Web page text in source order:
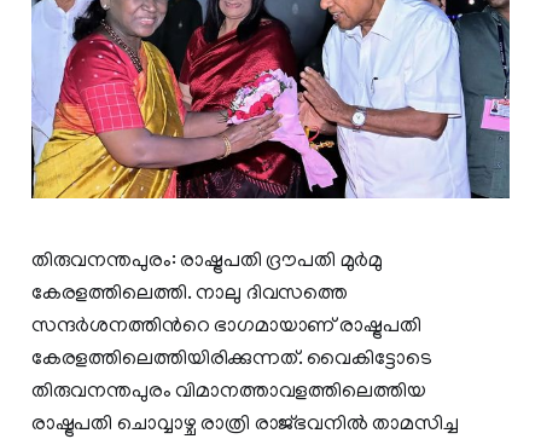
തിരുവനന്തപുരം: രാഷ്ട്രപതി ദ്രൗപതി മുർമു
കേരളത്തിലെത്തി. നാലു ദിവസത്തെ
സന്ദർശനത്തിന്‍റെ ഭാഗമായാണ് രാഷ്ട്രപതി
കേരളത്തിലെത്തിയിരിക്കുന്നത്. വൈകിട്ടോടെ
തിരുവനന്തപുരം വിമാനത്താവളത്തിലെത്തിയ
രാഷ്ട്രപതി ചൊവ്വാഴ്ച രാത്രി രാജ്ഭവനിൽ താമസിച്ച